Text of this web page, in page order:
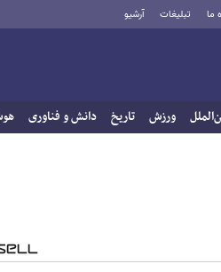
ما تبلیغات آرشیو
ورزش تاریخ دانش و فناوری